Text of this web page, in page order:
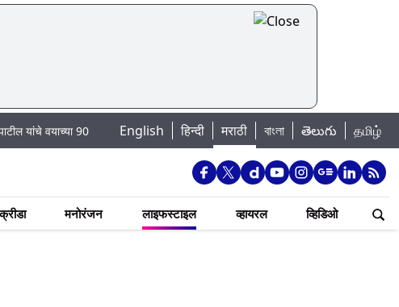
निधन|मुंबईतील तलावांमधील आजची पाणी पातळी: 7 तलावांमधील पाणीसाठा 90.06 टक्क्यांवर
English हिन्दी मराठी বাংলা తెలుగు தமிழ்
मनोरंजन लाइफस्टाइल व्हायरल व्हिडिओ